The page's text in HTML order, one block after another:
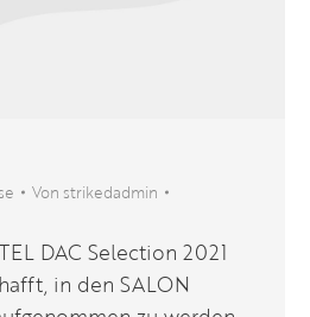
Von strikedadmin
DAC Selection 2021
in den SALON